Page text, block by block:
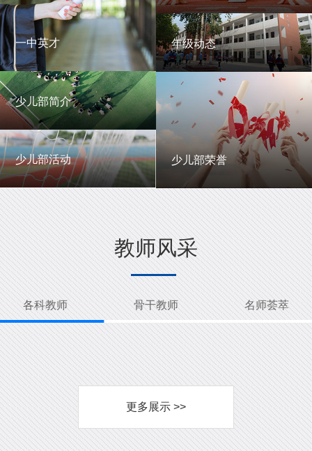
一中英才
一中英才
少儿部简介
少儿部简介
少儿部活动
少儿部活动
学生活动
年级动态
年级动态
少儿部荣誉
少儿部荣誉
教师风采
各科教师 骨干教师 名师荟萃
更多展示 >>